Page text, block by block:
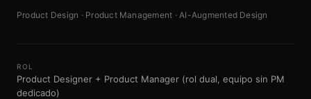
Product Design · Product Management · AI-Augmented Design
ROL
Product Designer + Product Manager (rol dual, equipo sin PM
dedicado)